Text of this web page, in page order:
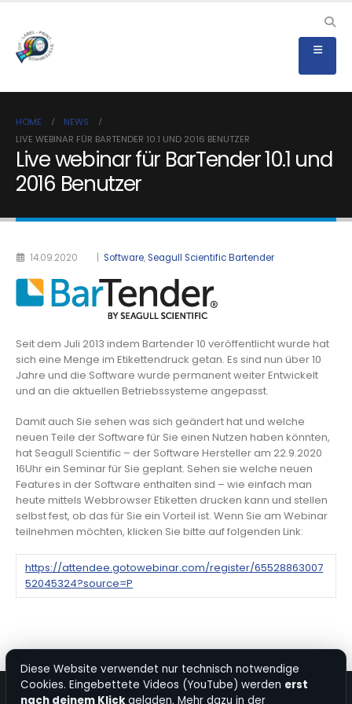
HOME
NEWS
LIVE WEBINAR FÜR BARTENDER 10.1 UND 2016 BENUTZER
Live webinar für BarTender 10.1 und
2016 Benutzer
14.09.2020 Software,Seagull Scientific Bartender
Seit dem Juli 2013 indem Bartender 10 veröffentlicht wurde hat
sich eine Menge im Etikettendruck getan. Es sind nun über 10
Jahre und die Software wurde permanent weiter Entwickelt
und an die aktuellen Betriebssysteme angepasst.
Damit auch Sie sehen was sich geändert hat und welche
neuen Teile der Software für Sie einen Nutzen haben könnten,
hat Seagull Scientific – der Software Hersteller am 22.9.2020
16Uhr ein Seminar für Sie geplant. Sehen sie welche neuen
Features in der Software enthalten sind – wie einfach man
heute mittels Webbrowser Etiketten drucken kann und stellen
selbst fest, ob das für Sie ein Vorteil ist. Wenn Sie am Webinar
teilnehmen möchten, klicken Sie bitte auf folgenden Link:
https://attendee.gotowebinar.com/register/65528863007
52045324?source=P
© Copyright 2026. All Rights Reserved.
Diese Website verwendet nur technisch notwendige
Cookies. Eingebettete Videos (YouTube) werden erst
nach deinem Klickgeladen. Mehr dazu in der